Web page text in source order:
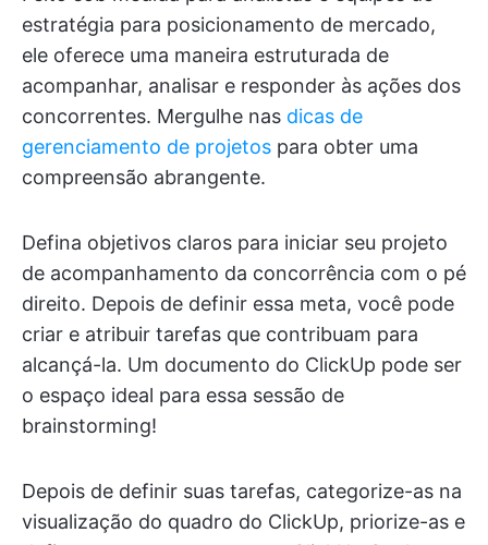
estratégia para posicionamento de mercado,
ele oferece uma maneira estruturada de
acompanhar, analisar e responder às ações dos
concorrentes. Mergulhe nas dicas de
gerenciamento de projetos para obter uma
compreensão abrangente.
Defina objetivos claros para iniciar seu projeto
de acompanhamento da concorrência com o pé
direito. Depois de definir essa meta, você pode
criar e atribuir tarefas que contribuam para
alcançá-la. Um documento do ClickUp pode ser
o espaço ideal para essa sessão de
brainstorming!
Depois de definir suas tarefas, categorize-as na
visualização do quadro do ClickUp, priorize-as e